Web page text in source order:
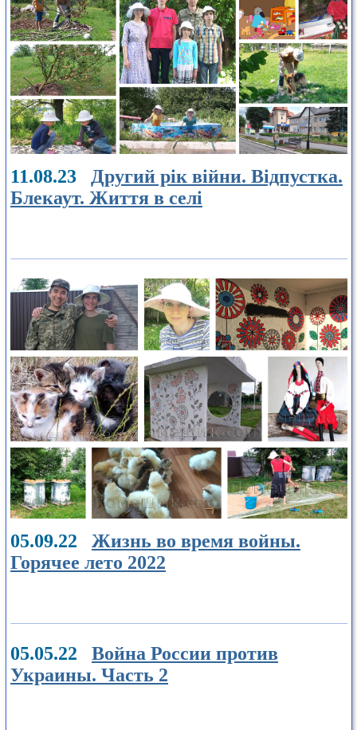
11.08.23 Другий рік війни. Відпустка.
Блекаут. Життя в селі
05.09.22 Жизнь во время войны.
Горячее лето 2022
05.05.22 Война России против
Украины. Часть 2